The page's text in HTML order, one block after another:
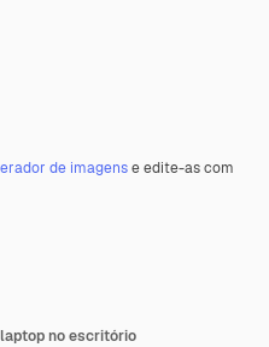
de imagense edite-as com
no escritório